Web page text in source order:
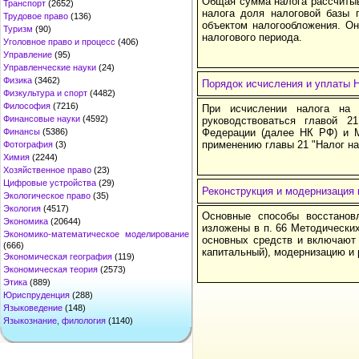
Транспорт (2652)
Трудовое право (136)
Туризм (90)
Уголовное право и процесс (406)
Управление (95)
Управленческие науки (24)
Физика (3462)
Физкультура и спорт (4482)
Философия (7216)
Финансовые науки (4592)
Финансы (5386)
Фотография (3)
Химия (2244)
Хозяйственное право (23)
Цифровые устройства (29)
Экологическое право (35)
Экология (4517)
Экономика (20644)
Экономико-математическое моделирование
(666)
Экономическая география (119)
Экономическая теория (2573)
Этика (889)
Юриспруденция (288)
Языковедение (148)
Языкознание, филология (1140)
налога доля налоговой базы
объектом налогообложения.
налогового периода.
Порядок исчисления и уплаты
При исчислении налога на
руководствоваться главой
Федерации (далее НК РФ) и
применению главы 21 "Налог
Реконструкция и
Основные способы
изложены в п. 66
основных средств и
капитальный), модернизацию и